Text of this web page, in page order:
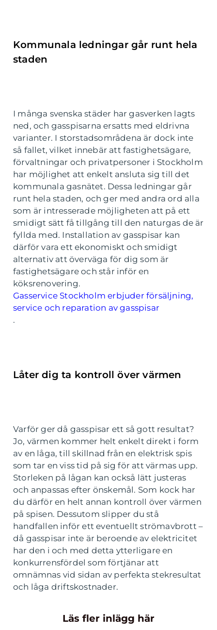
Kommunala ledningar går runt hela
staden
I många svenska städer har gasverken lagts
ned, och gasspisarna ersatts med eldrivna
varianter. I storstadsområdena är dock inte
så fallet, vilket innebär att fastighetsägare,
förvaltningar och privatpersoner i Stockholm
har möjlighet att enkelt ansluta sig till det
kommunala gasnätet. Dessa ledningar går
runt hela staden, och ger med andra ord alla
som är intresserade möjligheten att på ett
smidigt sätt få tillgång till den naturgas de är
fyllda med. Installation av gasspisar kan
därför vara ett ekonomiskt och smidigt
alternativ att överväga för dig som är
fastighetsägare och står inför en
köksrenovering.
Gasservice Stockholm erbjuder försäljning,
service och reparation av gasspisar
.
Låter dig ta kontroll över värmen
Varför ger då gasspisar ett så gott resultat?
Jo, värmen kommer helt enkelt direkt i form
av en låga, till skillnad från en elektrisk spis
som tar en viss tid på sig för att värmas upp.
Storleken på lågan kan också lätt justeras
och anpassas efter önskemål. Som kock har
du därför en helt annan kontroll över värmen
på spisen. Dessutom slipper du stå
handfallen inför ett eventuellt strömavbrott –
då gasspisar inte är beroende av elektricitet
har den i och med detta ytterligare en
konkurrensfördel som förtjänar att
omnämnas vid sidan av perfekta stekresultat
och låga driftskostnader.
Läs fler inlägg här